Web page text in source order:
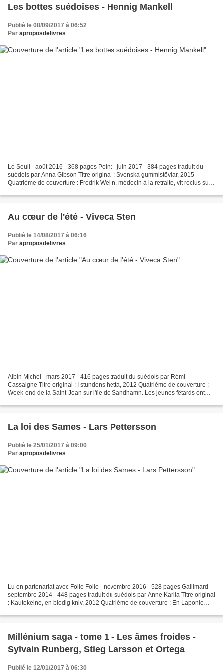
Les bottes suédoises - Hennig Mankell
Publié le 08/09/2017 à 06:52
Par aproposdelivres
Le Seuil - août 2016 - 368 pages Point - juin 2017 - 384 pages traduit du
suédois par Anna Gibson Titre original : Svenska gummistövlar, 2015
Quatrième de couverture : Fredrik Welin, médecin à la retraite, vit reclus sur
Au cœur de l'été - Viveca Sten
Publié le 14/08/2017 à 06:16
Par aproposdelivres
Albin Michel - mars 2017 - 416 pages traduit du suédois par Rémi
Cassaigne Titre original : I stundens hetta, 2012 Quatrième de couverture :
Week-end de la Saint-Jean sur l'île de Sandhamn. Les jeunes fêtards ont
La loi des Sames - Lars Pettersson
Publié le 25/01/2017 à 09:00
Par aproposdelivres
Lu en partenariat avec Folio Folio - novembre 2016 - 528 pages Gallimard -
septembre 2014 - 448 pages traduit du suédois par Anne Karila Titre original
: Kautokeino, en blodig kniv, 2012 Quatrième de couverture : En Laponie
Millénium saga - tome 1 - Les âmes froides -
Sylvain Runberg, Stieg Larsson et Ortega
Publié le 12/01/2017 à 06:30